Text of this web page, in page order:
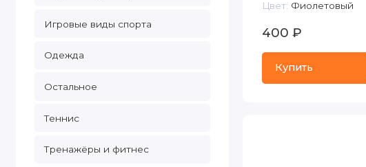
Игровые виды спорта
Одежда
Остальное
Теннис
Тренажёры и фитнес
Цвет: Фиолетовый
400 ₽
Купить